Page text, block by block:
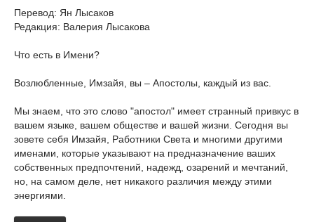
Перевод: Ян Лысаков
Редакция: Валерия Лысакова
Что есть в Имени?
Возлюбленные, Имзайя, вы – Апостолы, каждый из вас.
Мы знаем, что это слово "апостол" имеет странный привкус в
вашем языке, вашем обществе и вашей жизни. Сегодня вы
зовете себя Имзайя, Работники Света и многими другими
именами, которые указывают на предназначение ваших
собственных предпочтений, надежд, озарений и мечтаний,
но, на самом деле, нет никакого различия между этими
энергиями.